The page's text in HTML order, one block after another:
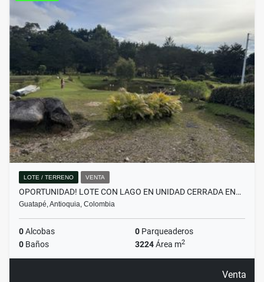
LOTE / TERRENO VENTA
OPORTUNIDAD! LOTE CON LAGO EN UNIDAD CERRADA EN…
Guatapé, Antioquia, Colombia
0Alcobas 0 Parqueaderos
0 Baños 3224Área m2
Venta